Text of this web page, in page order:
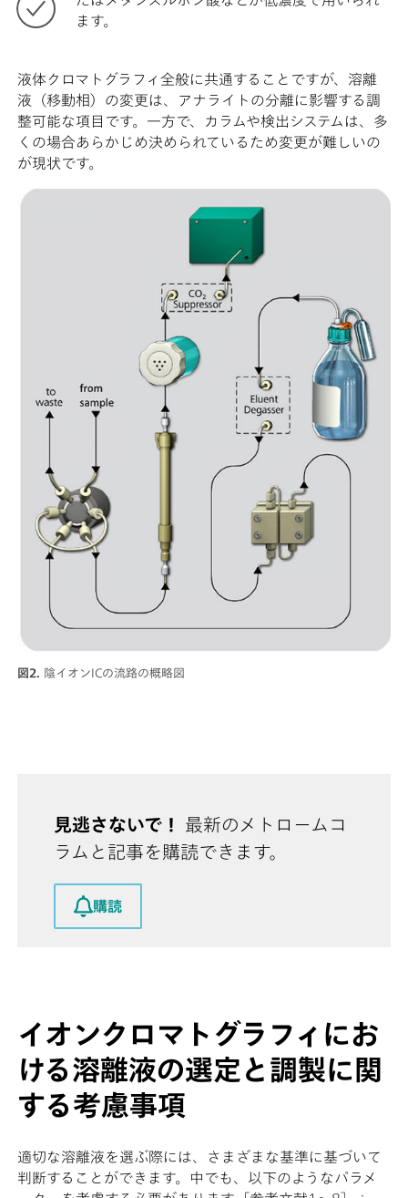
図2. 陰イオンICの流路の概略図
ます。
液体クロマトグラフィ全般に共通することですが、溶離
液（移動相）の変更は、アナライトの分離に影響する調
整可能な項目です。一方で、カラムや検出システムは、多
くの場合あらかじめ決められているため変更が難しいの
が現状です。
見逃さないで！
最新のメトロームコ
ラムと記事を購読できます。
購読
イオンクロマトグラフィにお
ける溶離液の選定と調製に関
する考慮事項
適切な溶離液を選ぶ際には、さまざまな基準に基づいて
判断することができます。中でも、以下のようなパラメ